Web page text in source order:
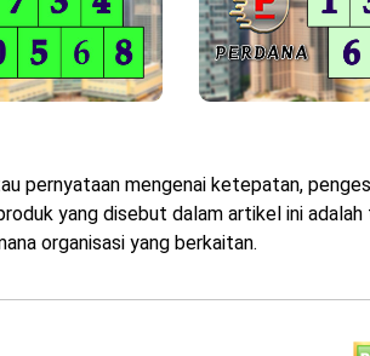
pernyataan mengenai ketepatan,
yang disebut dalam artikel ini
organisasi yang berkaitan.